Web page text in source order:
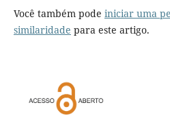
Você também pode iniciar uma
similaridade para este artigo.